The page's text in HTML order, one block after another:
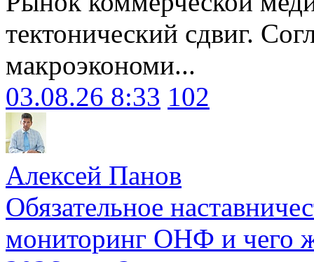
тектонический сдвиг.
макроэкономи...
03.08.26 8:33 102
Алексей Панов
Обязательное
мониторинг ОНФ и чего